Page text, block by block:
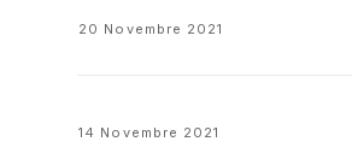
20 Novembre 2021
14 Novembre 2021